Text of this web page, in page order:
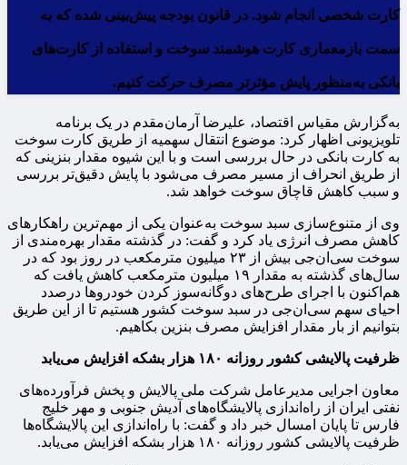
کارت شخصی انجام شود. در قانون بودجه پیش‌بینی شده که به
سمت بازمعماری کارت هوشمند سوخت و استفاده از کارت‌های
بانکی به‌منظور پایش مؤثرتر مصرف حرکت کنیم.
به‌گزارش مقیاس اقتصاد، علیرضا آرمان‌مقدم در یک برنامه
تلویزیونی اظهار کرد: موضوع انتقال سهمیه از طریق کارت سوخت
به کارت بانکی در حال بررسی است و با این شیوه مقدار بنزینی که
از طریق انحراف از مسیر مصرف می‌شود با پایش دقیق‌تر بررسی
و سبب کاهش قاچاق سوخت خواهد شد.
وی از متنوع‌سازی سبد سوخت به‌عنوان یکی از مهم‌ترین راهکارهای
کاهش مصرف انرژی یاد کرد و گفت: در گذشته مقدار بهره‌مندی از
سوخت سی‌ان‌جی بیش از ۲۳ میلیون مترمکعب در روز بود که در
سال‌های گذشته به مقدار ۱۹ میلیون مترمکعب کاهش یافت که
هم‌اکنون با اجرای طرح‌های دوگانه‌سوز کردن خودروها درصدد
احیای سهم سی‌ان‌جی در سبد سوخت کشور هستیم تا از این طریق
بتوانیم از بار مقدار افزایش مصرف بنزین بکاهیم.
ظرفیت پالایشی کشور روزانه ۱۸۰ هزار بشکه افزایش می‌یابد
معاون اجرایی مدیرعامل شرکت ملی پالایش و پخش فرآورده‌های
نفتی ایران از راه‌اندازی پالایشگاه‌های آدیش‌ جنوبی و مهر خلیج‌
فارس تا پایان امسال خبر داد و گفت:‌ با راه‌اندازی این پالایشگاه‌ها
ظرفیت پالایشی کشور روزانه ۱۸۰ هزار بشکه افزایش می‌یابد.